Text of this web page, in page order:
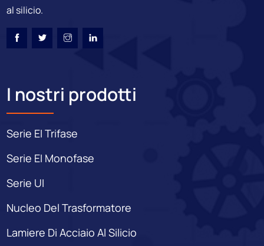
al silicio.
I nostri prodotti
Serie EI Trifase
Serie EI Monofase
Serie UI
Nucleo Del Trasformatore
Lamiere Di Acciaio Al Silicio